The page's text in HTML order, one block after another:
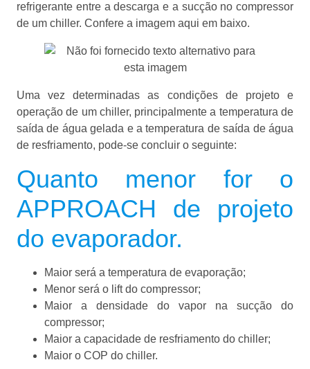
refrigerante entre a descarga e a sucção no compressor
de um chiller. Confere a imagem aqui em baixo.
Uma vez determinadas as condições de projeto e
operação de um chiller, principalmente a temperatura de
saída de água gelada e a temperatura de saída de água
de resfriamento, pode-se concluir o seguinte:
Quanto menor for o
APPROACH de projeto
do evaporador.
Maior será a temperatura de evaporação;
Menor será o lift do compressor;
Maior a densidade do vapor na sucção do
compressor;
Maior a capacidade de resfriamento do chiller;
Maior o COP do chiller.